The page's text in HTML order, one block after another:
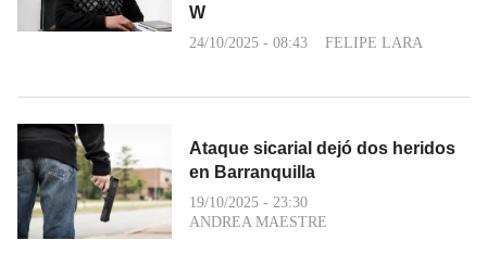
W
24/10/2025 - 08:43 FELIPE LARA
Ataque sicarial dejó dos heridos
en Barranquilla
19/10/2025 - 23:30
ANDREA MAESTRE